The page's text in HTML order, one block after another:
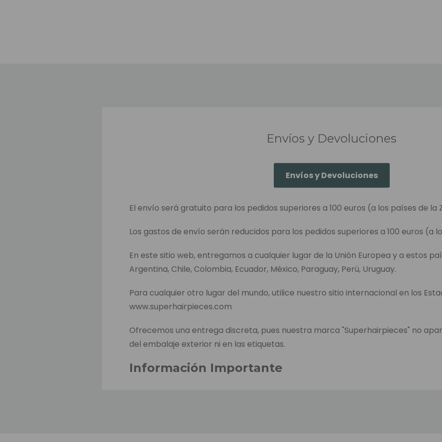
Envíos y Devoluciones
Envíos y Devoluciones
El envío será gratuito para los pedidos superiores a 100 euros (a los países de la
Los gastos de envío serán reducidos para los pedidos superiores a 100 euros (a
En este sitio web, entregamos a cualquier lugar de la Unión Europea y a estos
Argentina, Chile, Colombia, Ecuador, México, Paraguay, Perú, Uruguay.
Para cualquier otro lugar del mundo, utilice nuestro sitio internacional en los
www.superhairpieces.com
Ofrecemos una entrega discreta, pues nuestra marca "Superhairpieces" no
del embalaje exterior ni en las etiquetas.
Información Importante